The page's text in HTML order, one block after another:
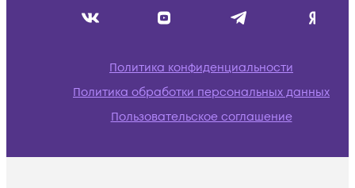
Политика конфиденциальности
Политика обработки персональных данных
Пользовательское соглашение